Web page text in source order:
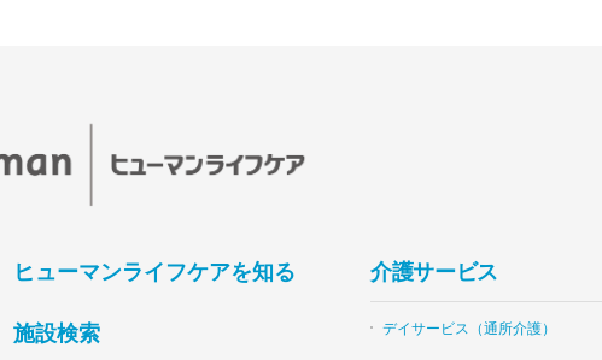
ヒューマンライフケアを知る
施設検索
介護サービス
デイサービス（通所介護）